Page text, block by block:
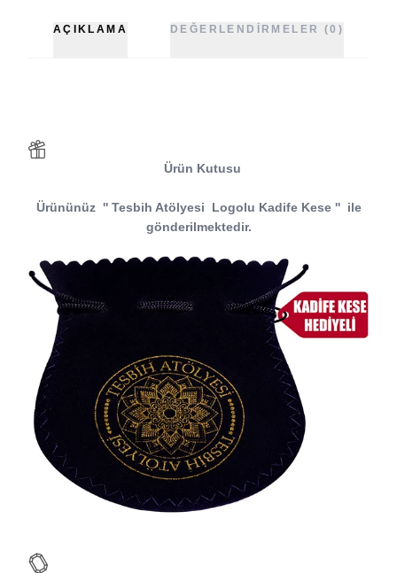
AÇIKLAMA DEĞERLENDIRMELER (0)
Ürün Kutusu
Ürününüz '' Tesbih Atölyesi Logolu Kadife Kese '' ile
gönderilmektedir.